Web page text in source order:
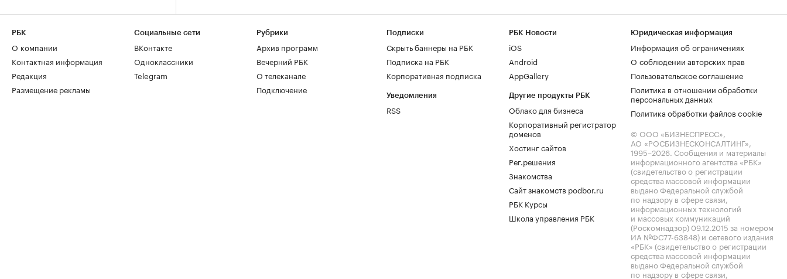
РБК
О компании
Контактная информация
Редакция
Размещение рекламы
Социальные сети
ВКонтакте
Одноклассники
Telegram
Рубрики
Архив программ
Вечерний РБК
О телеканале
Подключение
Подписки
Скрыть баннеры на РБК
Подписка на РБК
Корпоративная подписка
Уведомления
RSS
РБК Новости
iOS
Android
AppGallery
Другие продукты РБК
Облако для бизнеса
Корпоративный регистратор
доменов
Хостинг сайтов
Рег.решения
Знакомства
Сайт знакомств podbor.ru
РБК Курсы
Школа управления РБК
Юридическая информация
Информация об ограничениях
О соблюдении авторских прав
Пользовательское соглашение
Политика в отношении обработки
персональных данных
Политика обработки файлов cookie
© ООО «БИЗНЕСПРЕСС»,
АО «РОСБИЗНЕСКОНСАЛТИНГ»,
1995–2026. Сообщения и материалы
информационного агентства «РБК»
(свидетельство о регистрации
средства массовой информации
выдано Федеральной службой
по надзору в сфере связи,
информационных технологий
и массовых коммуникаций
(Роскомнадзор) 09.12.2015 за номером
ИА №ФС77-63848) и сетевого издания
«РБК» (свидетельство о регистрации
средства массовой информации
выдано Федеральной службой
по надзору в сфере связи,